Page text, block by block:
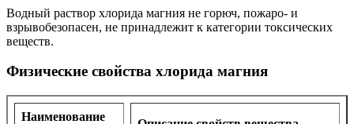
Водный раствор хлорида магния не горюч, пожаро- и
взрывобезопасен, не принадлежит к категории токсических
веществ.
Физические свойства хлорида магния
Наименование